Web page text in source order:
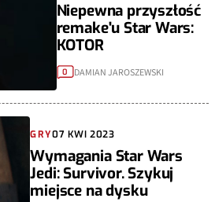
Niepewna przyszłość
remake'u Star Wars:
KOTOR
0 DAMIAN JAROSZEWSKI
GRY07 KWI 2023
Wymagania Star Wars
Jedi: Survivor. Szykuj
miejsce na dysku